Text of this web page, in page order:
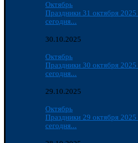
Октябрь
Праздники 31 октября
сегодня...
30.10.2025
Октябрь
Праздники 30 октября
сегодня...
29.10.2025
Октябрь
Праздники 29 октября
сегодня...